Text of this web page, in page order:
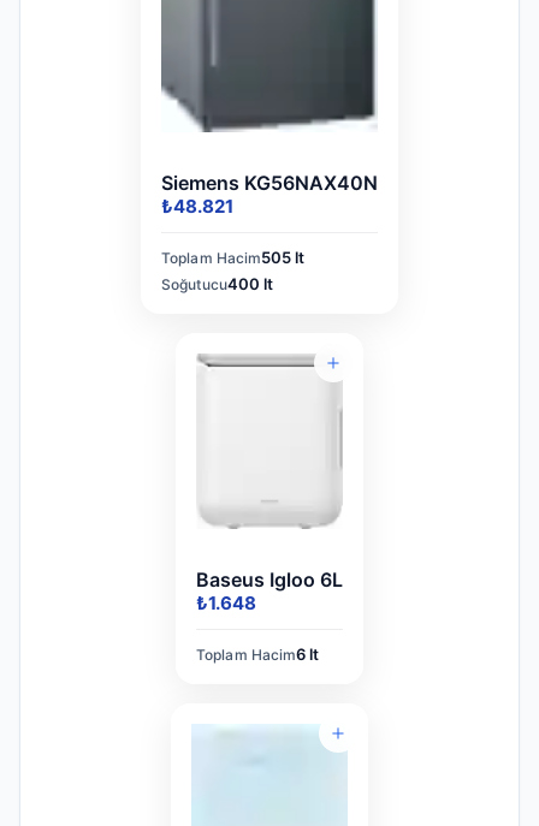
Siemens KG56NAX40N
₺48.821
Toplam Hacim505 lt
Soğutucu400 lt
Baseus Igloo 6L
₺1.648
Toplam Hacim6 lt